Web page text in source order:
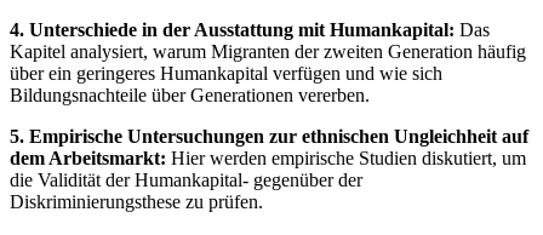
4. Unterschiede in der Ausstattung mit Humankapital: Das
Kapitel analysiert, warum Migranten der zweiten Generation häufig
über ein geringeres Humankapital verfügen und wie sich
Bildungsnachteile über Generationen vererben.
5. Empirische Untersuchungen zur ethnischen Ungleichheit auf
dem Arbeitsmarkt: Hier werden empirische Studien diskutiert, um
die Validität der Humankapital- gegenüber der
Diskriminierungsthese zu prüfen.